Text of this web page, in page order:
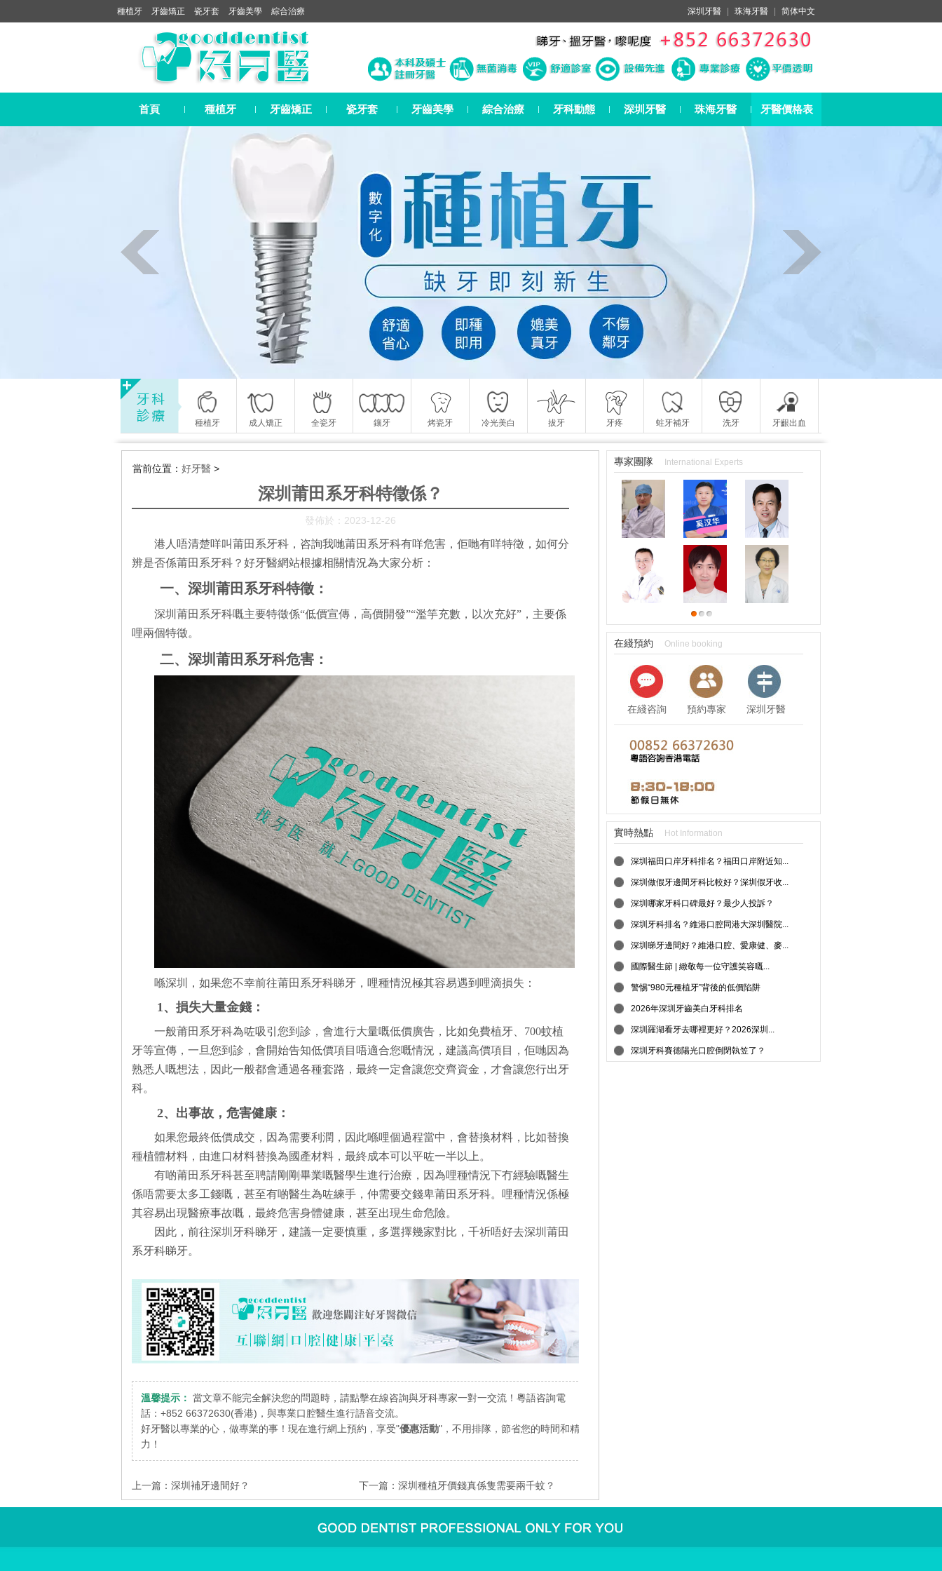
種植牙 牙齒矯正 瓷牙套 牙齒美學 綜合治療 深圳牙醫 珠海牙醫 简体中文
首頁 種植牙 牙齒矯正 瓷牙套 牙齒美學 綜合治療 牙科動態 深圳牙醫 珠海牙醫 牙醫價格表
種植牙 成人矯正 全瓷牙 鑲牙 烤瓷牙 冷光美白 拔牙 牙疼 蛀牙補牙 洗牙 牙齦出血
當前位置： 好牙醫 >
深圳莆田系牙科特徵係？
發佈於：2023-12-26
港人唔清楚咩叫莆田系牙科，咨詢我哋莆田系牙科有咩危害，佢哋有咩特徵，如何分
辨是否係莆田系牙科？好牙醫網站根據相關情況為大家分析：
一、深圳莆田系牙科特徵：
深圳莆田系牙科嘅主要特徵係“低價宣傳，高價開發”“濫竽充數，以次充好”，主要係
哩兩個特徵。
二、深圳莆田系牙科危害：
喺深圳，如果您不幸前往莆田系牙科睇牙，哩種情況極其容易遇到哩滴損失：
1、損失大量金錢：
一般莆田系牙科為咗吸引您到診，會進行大量嘅低價廣告，比如免費植牙、700蚊植
牙等宣傳，一旦您到診，會開始告知低價項目唔適合您嘅情況，建議高價項目，佢哋因為
熟悉人嘅想法，因此一般都會通過各種套路，最終一定會讓您交齊資金，才會讓您行出牙
科。
2、出事故，危害健康：
如果您最終低價成交，因為需要利潤，因此喺哩個過程當中，會替換材料，比如替換
種植體材料，由進口材料替換為國產材料，最終成本可以平咗一半以上。
有啲莆田系牙科甚至聘請剛剛畢業嘅醫學生進行治療，因為哩種情況下冇經驗嘅醫生
係唔需要太多工錢嘅，甚至有啲醫生為咗練手，仲需要交錢卑莆田系牙科。哩種情況係極
其容易出現醫療事故嘅，最終危害身體健康，甚至出現生命危險。
因此，前往深圳牙科睇牙，建議一定要慎重，多選擇幾家對比，千祈唔好去深圳莆田
系牙科睇牙。
溫馨提示： 當文章不能完全解決您的問題時，請點擊在線咨詢與牙科專家一對一交流！粵語咨詢電
話：+852 66372630(香港)，與專業口腔醫生進行語音交流。
好牙醫以專業的心，做專業的事！現在進行網上預約，享受"優惠活動"，不用排隊，節省您的時間和精
力！
上一篇： 深圳補牙邊間好？ 下一篇：深圳種植牙價錢真係隻需要兩千蚊？
專家團隊 International Experts
在綫預約 Online booking
在綫咨詢 預約專家
深圳牙醫
實時熱點 Hot Information
深圳福田口岸牙科排名？福田口岸附近知...
深圳做假牙邊間牙科比較好？深圳假牙收...
深圳哪家牙科口碑最好？最少人投訴？
深圳牙科排名？維港口腔同港大深圳醫院...
深圳睇牙邊間好？維港口腔、愛康健、麥...
國際醫生節 | 緻敬每一位守護笑容嘅...
警惕“980元種植牙”背後的低價陷阱
2026年深圳牙齒美白牙科排名
深圳羅湖看牙去哪裡更好？2026深圳...
深圳牙科賽德陽光口腔倒閉執笠了？